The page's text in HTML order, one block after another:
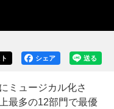
送る
シェア
ミュージカル化さ
最多の12部門で最優